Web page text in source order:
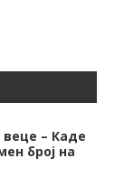
– Каде
број на